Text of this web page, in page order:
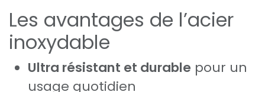
Les avantages de l’acier
inoxydable
Ultra résistant et durable pour un
usage quotidien